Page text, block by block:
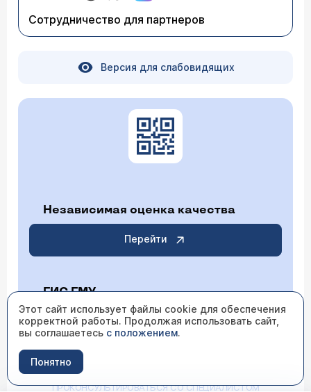
Сотрудничество для партнеров
Версия для слабовидящих
Независимая оценка качества
Перейти
ГИС ГМУ
Перейти
ИМЕЮТСЯ ПРОТИВОПОКАЗАНИЯ НЕОБХОДИМО
ПРОКОНСУЛЬТИРОВАТЬСЯ СО СПЕЦИАЛИСТОМ
Этот сайт использует файлы cookie для обеспечения
корректной работы. Продолжая использовать сайт,
вы соглашаетесь с положением.
Понятно